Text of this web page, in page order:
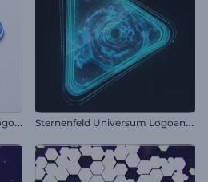
S
auberes, mehrschichtige Logo-Reveal S
ternenfeld Universum Logoanimation